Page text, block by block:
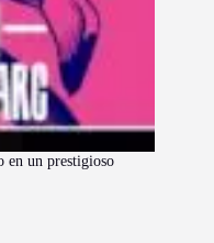
en un prestigioso